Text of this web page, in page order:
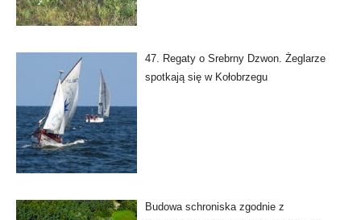
47. Regaty o Srebrny Dzwon. Żeglarze
spotkają się w Kołobrzegu
Budowa schroniska zgodnie z